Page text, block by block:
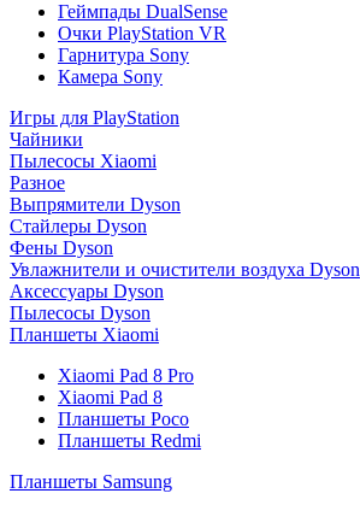
Геймпады DualSense
Очки PlayStation VR
Гарнитура Sony
Камера Sony
Игры для PlayStation
Чайники
Пылесосы Xiaomi
Разное
Выпрямители Dyson
Стайлеры Dyson
Фены Dyson
Увлажнители и очистители воздуха Dyson
Аксессуары Dyson
Пылесосы Dyson
Планшеты Xiaomi
Xiaomi Pad 8 Pro
Xiaomi Pad 8
Планшеты Poco
Планшеты Redmi
Планшеты Samsung